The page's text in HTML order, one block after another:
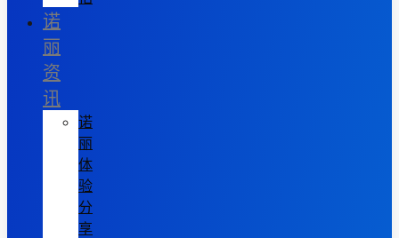
诺
丽
资
讯
诺
丽
体
验
分
享